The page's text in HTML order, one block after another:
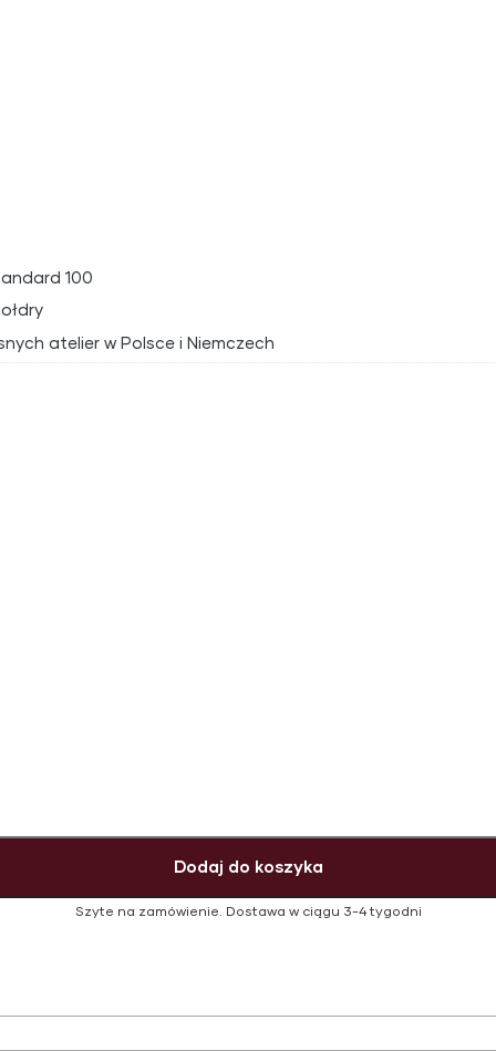
100
atelier w Polsce i Niemczech
Dodaj do koszyka
Szyte na zamówienie. Dostawa w ciągu 3-4 tygodni